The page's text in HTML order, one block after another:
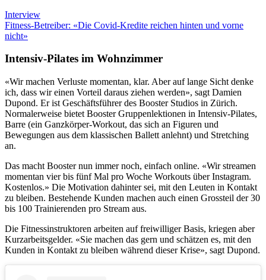
Interview
Fitness-Betreiber: «Die Covid-Kredite reichen hinten und vorne
nicht»
Intensiv-Pilates im Wohnzimmer
«Wir machen Verluste momentan, klar. Aber auf lange Sicht denke
ich, dass wir einen Vorteil daraus ziehen werden», sagt Damien
Dupond. Er ist Geschäftsführer des Booster Studios in Zürich.
Normalerweise bietet Booster Gruppenlektionen in Intensiv-Pilates,
Barre (ein Ganzkörper-Workout, das sich an Figuren und
Bewegungen aus dem klassischen Ballett anlehnt) und Stretching
an.
Das macht Booster nun immer noch, einfach online. «Wir streamen
momentan vier bis fünf Mal pro Woche Workouts über Instagram.
Kostenlos.» Die Motivation dahinter sei, mit den Leuten in Kontakt
zu bleiben. Bestehende Kunden machen auch einen Grossteil der 30
bis 100 Trainierenden pro Stream aus.
Die Fitnessinstruktoren arbeiten auf freiwilliger Basis, kriegen aber
Kurzarbeitsgelder. «Sie machen das gern und schätzen es, mit den
Kunden in Kontakt zu bleiben während dieser Krise», sagt Dupond.